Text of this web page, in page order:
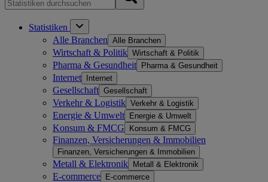
Statistiken
Alle Branchen Alle Branchen
Wirtschaft & Politik Wirtschaft & Politik
Pharma & Gesundheit Pharma & Gesundheit
Internet Internet
Gesellschaft Gesellschaft
Verkehr & Logistik Verkehr & Logistik
Energie & Umwelt Energie & Umwelt
Konsum & FMCG Konsum & FMCG
Finanzen, Versicherungen & Immobilien
Finanzen, Versicherungen & Immobilien
Metall & Elektronik Metall & Elektronik
E-commerce E-commerce